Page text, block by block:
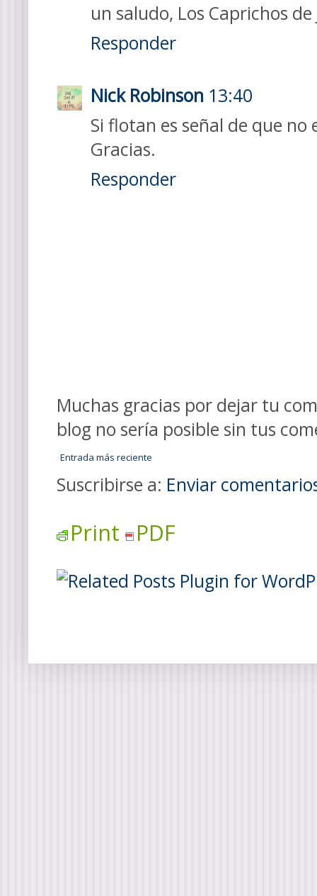
un saludo, Los Caprichos de
Responder
Nick Robinson 13:40
Si flotan es señal de que no
Gracias.
Responder
Muchas gracias por dejar tu
blog no sería posible sin tus
Entrada más reciente
Suscribirse a: Enviar
Print PDF